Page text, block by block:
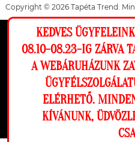
Ez a weboldal cookie-kat
lehető legjobb élményt
Beállítások
Elutasítom
Copyright © 2026 Tapéta Trend.
KEDVES
08.10-08.23-IG ZÁRVA
A WEBÁRUHÁZUNK
ELÉRHETŐ.
KÍVÁNUNK,